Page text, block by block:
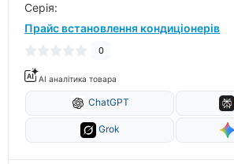
Серiя:
Прайс встановлення кондиціонерів
0
AI аналітика товара
ChatGPT
Grok